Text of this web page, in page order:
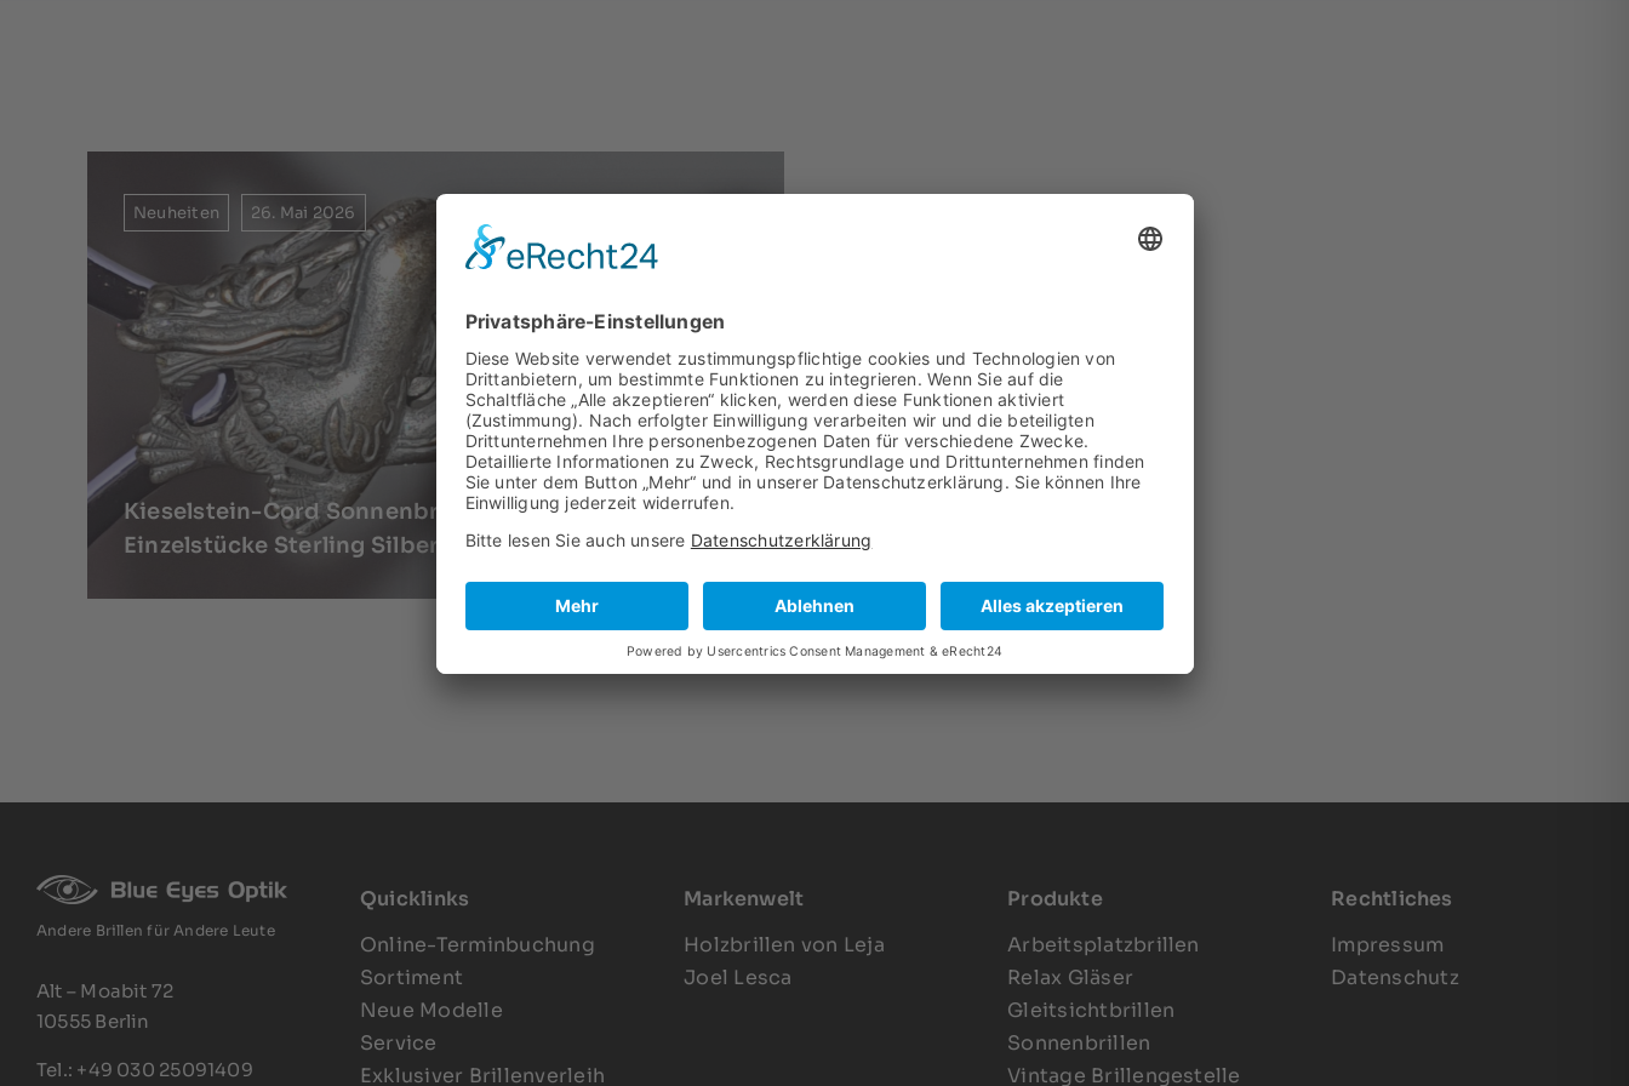
Neuheiten 26. Mai 2026
Kieselstein-Cord Sonnenbrillen Exclusive
Einzelstücke Sterling Silber NOS
Andere Brillen für Andere Leute
Alt – Moabit 72
10555 Berlin
Tel.: +49 030 25091409
Quicklinks
Online-Terminbuchung
Sortiment
Neue Modelle
Service
Exklusiver Brillenverleih
Markenwelt
Holzbrillen von Leja
Joel Lesca
Produkte
Arbeitsplatzbrillen
Relax Gläser
Gleitsichtbrillen
Sonnenbrillen
Vintage Brillengestelle
Rechtliches
Impressum
Datenschutz